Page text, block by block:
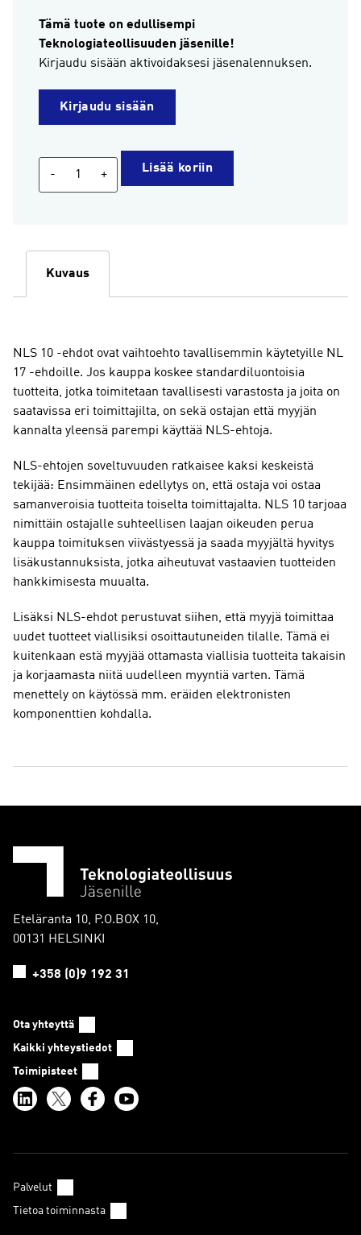
Tämä tuote on edullisempi
Teknologiateollisuuden jäsenille!
Kirjaudu sisään aktivoidaksesi jäsenalennuksen.
Kirjaudu sisään
- + Lisää koriin
Kuvaus
NLS 10 -ehdot ovat vaihtoehto tavallisemmin käytetyille NL
17 -ehdoille. Jos kauppa koskee standardiluontoisia
tuotteita, jotka toimitetaan tavallisesti varastosta ja joita on
saatavissa eri toimittajilta, on sekä ostajan että myyjän
kannalta yleensä parempi käyttää NLS-ehtoja.
NLS-ehtojen soveltuvuuden ratkaisee kaksi keskeistä
tekijää: Ensimmäinen edellytys on, että ostaja voi ostaa
samanveroisia tuotteita toiselta toimittajalta. NLS 10 tarjoaa
nimittäin ostajalle suhteellisen laajan oikeuden perua
kauppa toimituksen viivästyessä ja saada myyjältä hyvitys
lisäkustannuksista, jotka aiheutuvat vastaavien tuotteiden
hankkimisesta muualta.
Lisäksi NLS-ehdot perustuvat siihen, että myyjä toimittaa
uudet tuotteet viallisiksi osoittautuneiden tilalle. Tämä ei
kuitenkaan estä myyjää ottamasta viallisia tuotteita takaisin
ja korjaamasta niitä uudelleen myyntiä varten. Tämä
menettely on käytössä mm. eräiden elektronisten
komponenttien kohdalla.
Eteläranta 10, P.O.BOX 10,
00131 HELSINKI
+358 (0)9 192 31
Ota yhteyttä
Kaikki yhteystiedot
Toimipisteet
Palvelut
Tietoa toiminnasta